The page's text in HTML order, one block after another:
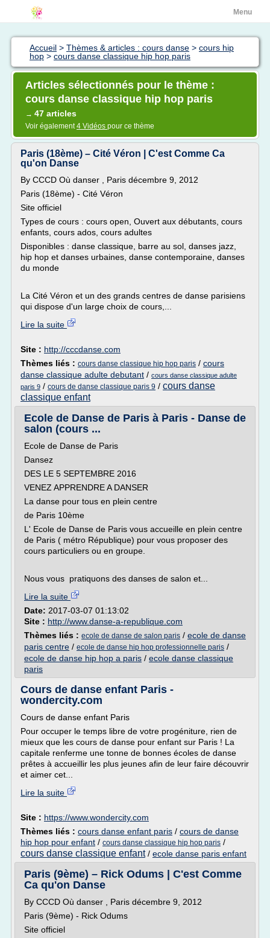
Menu
Accueil > Thèmes & articles : cours danse > cours hip
hop > cours danse classique hip hop paris
Articles sélectionnés pour le thème :
cours danse classique hip hop paris
→ 47 articles
Voir également4 Vidéos pour ce thème
Paris (18ème) – Cité Véron | C'est Comme Ca
qu'on Danse
By CCCD Où danser , Paris décembre 9, 2012
Paris (18ème) - Cité Véron
Site officiel
Types de cours : cours open, Ouvert aux débutants, cours
enfants, cours ados, cours adultes
Disponibles : danse classique, barre au sol, danses jazz,
hip hop et danses urbaines, danse contemporaine, danses
du monde
La Cité Véron et un des grands centres de danse parisiens
qui dispose d'un large choix de cours,...
Lire la suite
Site : http://cccdanse.com
Thèmes liés : cours danse classique hip hop paris / cours
danse classique adulte debutant / cours danse classique adulte
paris 9 / cours de danse classique paris 9 / cours danse
classique enfant
Ecole de Danse de Paris à Paris - Danse de
salon (cours ...
Ecole de Danse de Paris
Dansez
DES LE 5 SEPTEMBRE 2016
VENEZ APPRENDRE A DANSER
La danse pour tous en plein centre
de Paris 10ème
L' Ecole de Danse de Paris vous accueille en plein centre
de Paris ( métro République) pour vous proposer des
cours particuliers ou en groupe.
Nous vous pratiquons des danses de salon et...
Lire la suite
Date: 2017-03-07 01:13:02
Site : http://www.danse-a-republique.com
Thèmes liés : ecole de danse de salon paris / ecole de danse
paris centre / ecole de danse hip hop professionnelle paris /
ecole de danse hip hop a paris / ecole danse classique
paris
Cours de danse enfant Paris -
wondercity.com
Cours de danse enfant Paris
Pour occuper le temps libre de votre progéniture, rien de
mieux que les cours de danse pour enfant sur Paris ! La
capitale renferme une tonne de bonnes écoles de danse
prêtes à accueillir les plus jeunes afin de leur faire découvrir
et aimer cet...
Lire la suite
Site : https://www.wondercity.com
Thèmes liés : cours danse enfant paris / cours de danse
hip hop pour enfant / cours danse classique hip hop paris /
cours danse classique enfant/ ecole danse paris enfant
Paris (9ème) – Rick Odums | C'est Comme
Ca qu'on Danse
By CCCD Où danser , Paris décembre 9, 2012
Paris (9ème) - Rick Odums
Site officiel